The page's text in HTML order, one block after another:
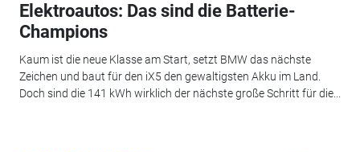
Elektroautos: Das sind die Batterie-
Champions
Kaum ist die neue Klasse am Start, setzt BMW das nächste
Zeichen und baut für den iX5 den gewaltigsten Akku im Land.
Doch sind die 141 kWh wirklich der nächste große Schritt für die...